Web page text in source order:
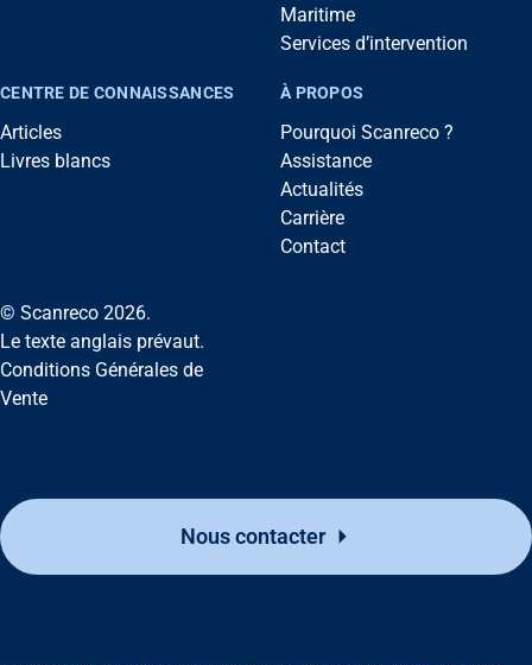
Nous contacter
Maritime
Services d’intervention
CENTRE DE CONNAISSANCES
Articles
Livres blancs
À PROPOS
Pourquoi Scanreco ?
Assistance
Actualités
Carrière
Contact
© Scanreco 2026.
Le texte anglais prévaut.
Conditions Générales de
Vente